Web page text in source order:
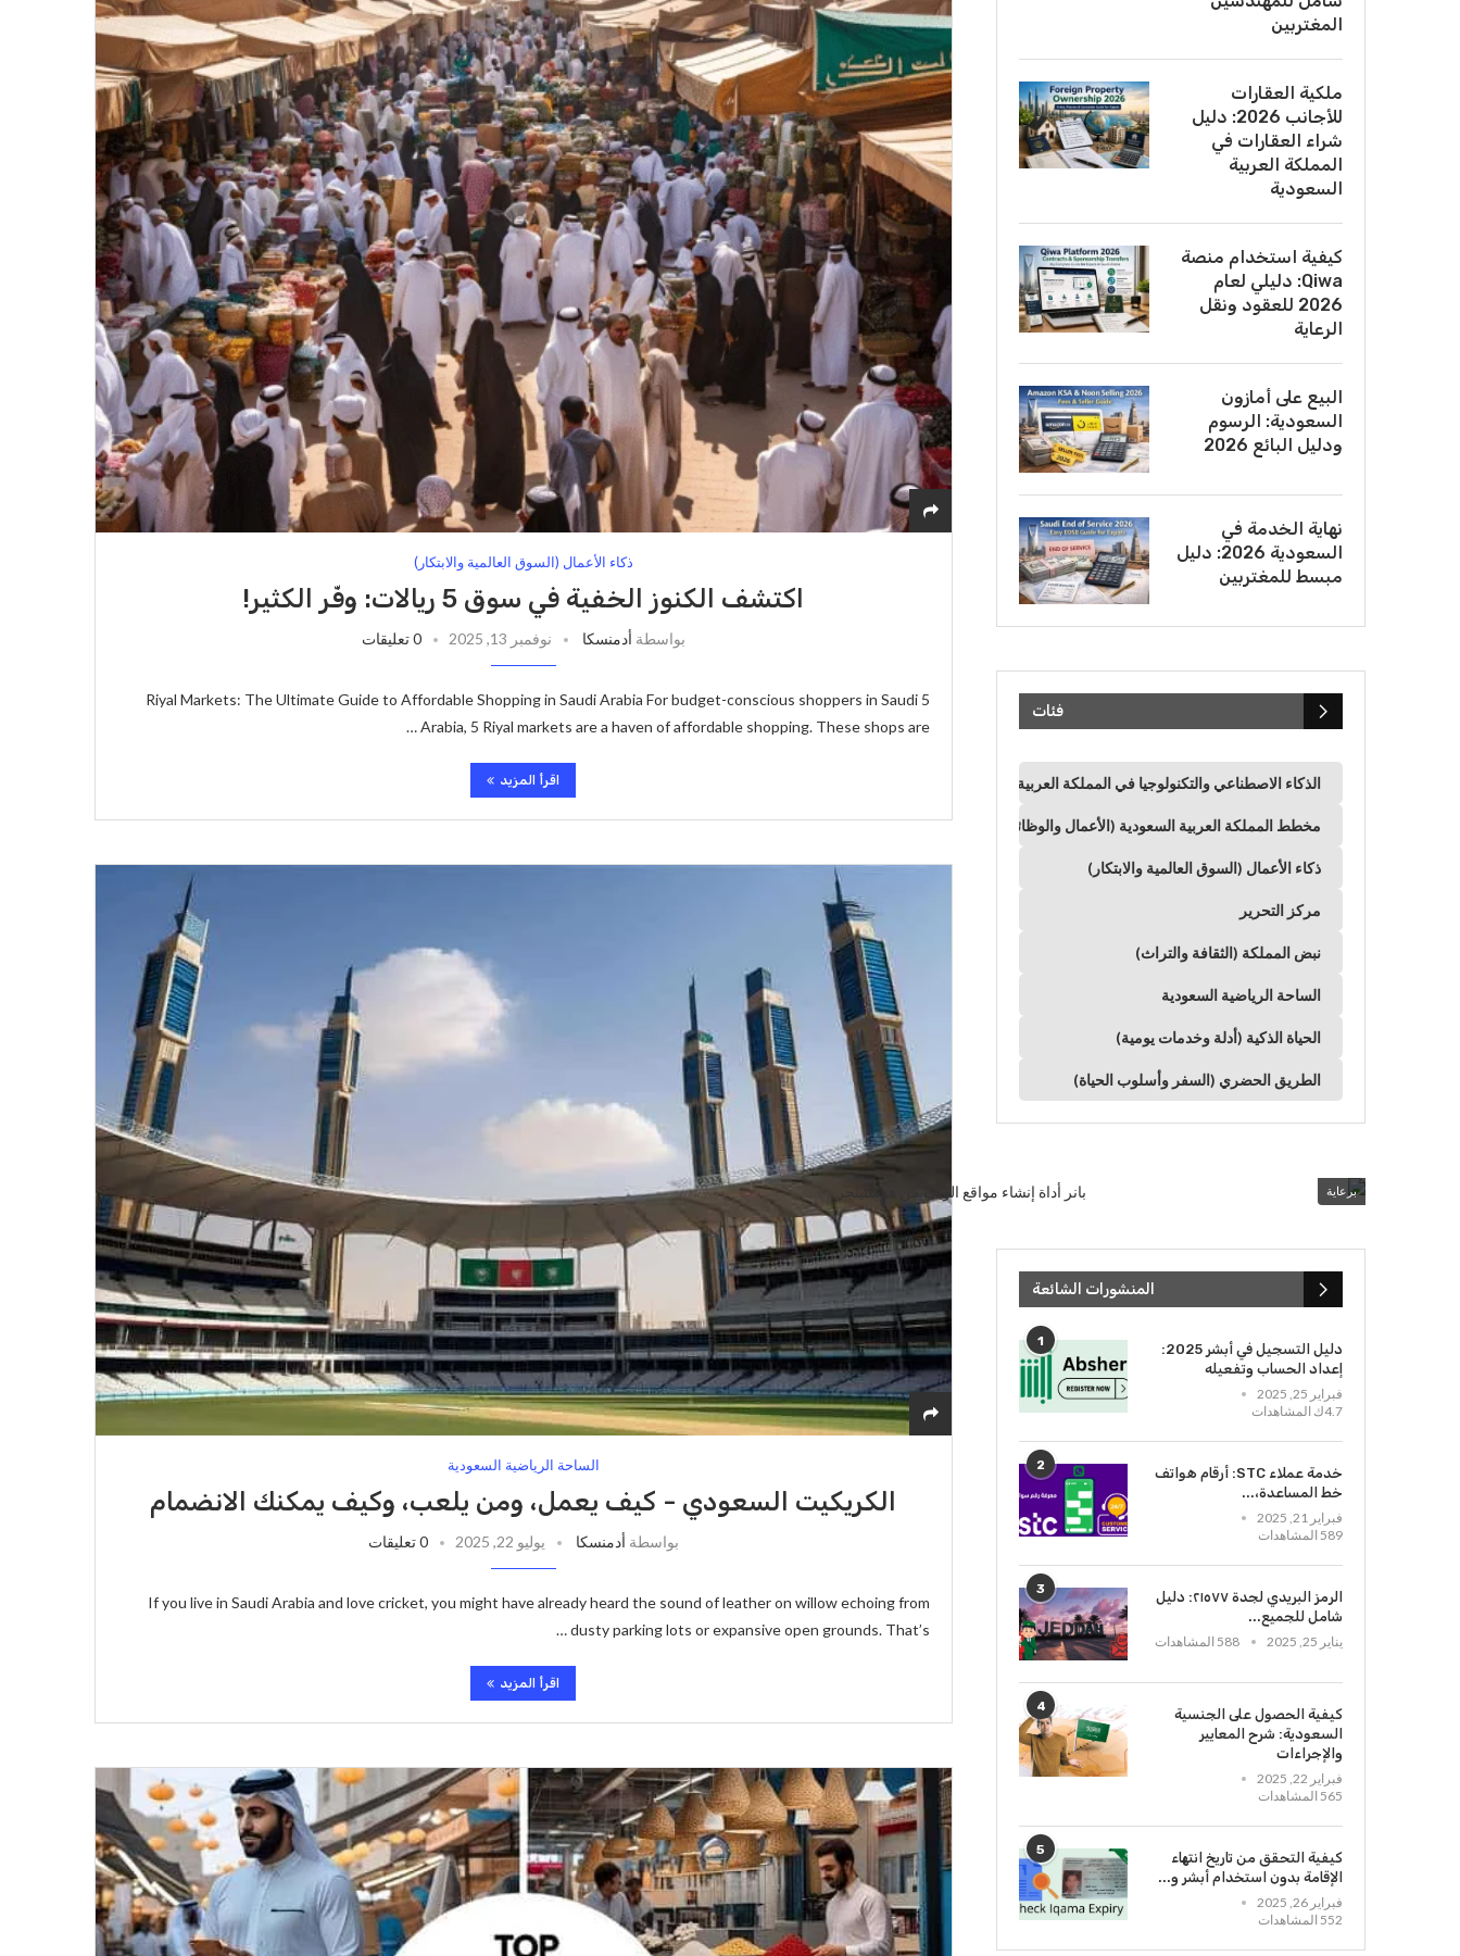
ذكاء الأعمال (السوق العالمية والابتكار)
اكتشف الكنوز الخفية في سوق 5 ريالات: وفّر الكثير!
بواسطة أدمنسكا نوفمبر 13, 2025 0 تعليقات
5 Riyal Markets: The Ultimate Guide to Affordable Shopping in Saudi Arabia For budget-conscious shoppers in Saudi
Arabia, 5 Riyal markets are a haven of affordable shopping. These shops are …
اقرأ المزيد
الساحة الرياضية السعودية
الكريكيت السعودي - كيف يعمل، ومن يلعب، وكيف يمكنك الانضمام
بواسطة أدمنسكا يوليو 22, 2025 0 تعليقات
If you live in Saudi Arabia and love cricket, you might have already heard the sound of leather on willow echoing from
dusty parking lots or expansive open grounds. That’s …
اقرأ المزيد
المغتربين
ملكية العقارات
للأجانب 2026: دليل
شراء العقارات في
المملكة العربية
السعودية
كيفية استخدام منصة
Qiwa: دليلي لعام
2026 للعقود ونقل
الرعاية
البيع على أمازون
السعودية: الرسوم
ودليل البائع 2026
نهاية الخدمة في
السعودية 2026: دليل
مبسط للمغتربين
فئات
الذكاء الاصطناعي والتكنولوجيا في المملكة العربية السعودية
مخطط المملكة العربية السعودية (الأعمال والوظائف والفرص)
ذكاء الأعمال (السوق العالمية والابتكار)
مركز التحرير
نبض المملكة (الثقافة والتراث)
الساحة الرياضية السعودية
الحياة الذكية (أدلة وخدمات يومية)
الطريق الحضري (السفر وأسلوب الحياة)
برعاية
المنشورات الشائعة
1
دليل التسجيل في أبشر 2025:
إعداد الحساب وتفعيله
فبراير 25, 2025
4.7ك المشاهدات
2
خدمة عملاء STC: أرقام هواتف
خط المساعدة،...
فبراير 21, 2025
589 المشاهدات
3
الرمز البريدي لجدة ٢١٥٧٧: دليل
شامل للجميع...
يناير 25, 2025
588 المشاهدات
4
كيفية الحصول على الجنسية
السعودية: شرح المعايير
والإجراءات
فبراير 22, 2025
565 المشاهدات
5
كيفية التحقق من تاريخ انتهاء
الإقامة بدون استخدام أبشر و...
فبراير 26, 2025
552 المشاهدات